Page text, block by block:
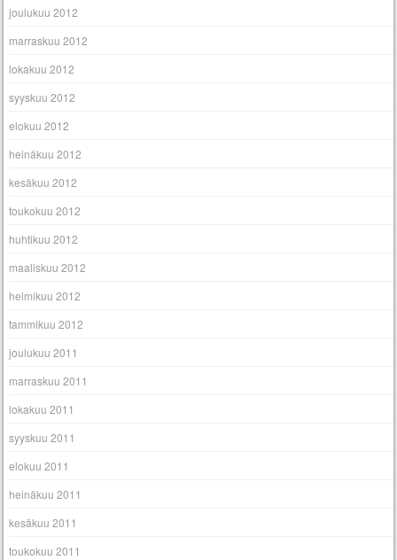
joulukuu 2012
marraskuu 2012
lokakuu 2012
syyskuu 2012
elokuu 2012
heinäkuu 2012
kesäkuu 2012
toukokuu 2012
huhtikuu 2012
maaliskuu 2012
helmikuu 2012
tammikuu 2012
joulukuu 2011
marraskuu 2011
lokakuu 2011
syyskuu 2011
elokuu 2011
heinäkuu 2011
kesäkuu 2011
toukokuu 2011